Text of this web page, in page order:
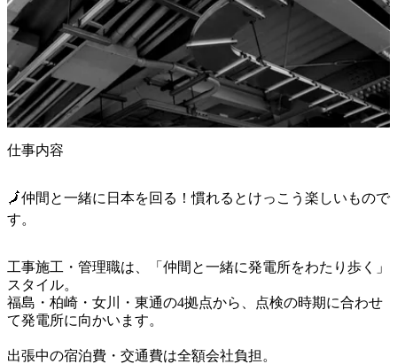
仕事内容
🗾仲間と一緒に日本を回る！慣れるとけっこう楽しいもので
す。
工事施工・管理職は、「仲間と一緒に発電所をわたり歩く」
スタイル。
福島・柏崎・女川・東通の4拠点から、点検の時期に合わせ
て発電所に向かいます。
出張中の宿泊費・交通費は全額会社負担。